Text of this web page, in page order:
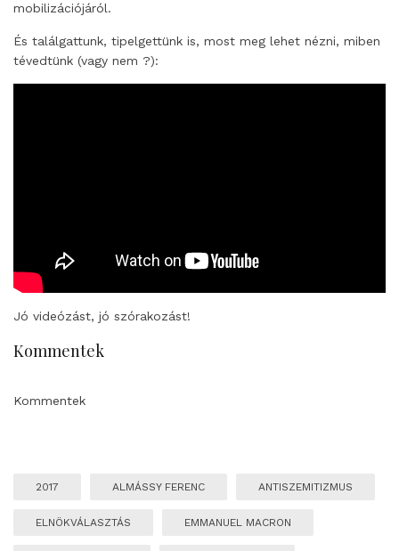
mobilizációjáról.
És találgattunk, tipelgettünk is, most meg lehet nézni, miben
tévedtünk (vagy nem ?):
Jó videózást, jó szórakozást!
Kommentek
Kommentek
2017 ALMÁSSY FERENC ANTISZEMITIZMUS
ELNÖKVÁLASZTÁS EMMANUEL MACRON